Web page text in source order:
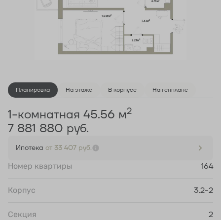
Планировка На этаже В корпусе На генплане
1-комнатная 45.56 м2
7 881 880 руб.
Ипотека от 33 407 руб.
Номер квартиры 164
Корпус 3.2-2
Секция 2